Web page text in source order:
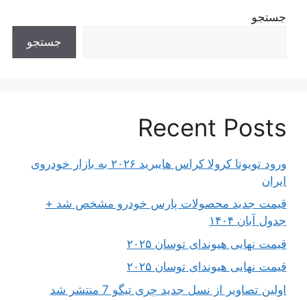
جستجو
جستجو
Recent Posts
ورود تویوتا کرولا کراس هایبرید ۲۰۲۶ به بازار خودروی
ایران
قیمت جدید محصولات پارس خودرو مشخص شد +
جدول آبان ۱۴۰۴
قیمت نهایی هیوندای توسان ۲۰۲۵
قیمت نهایی هیوندای توسان ۲۰۲۵
اولین تصاویر از نسل جدید چری تیگو 7 منتشر شد